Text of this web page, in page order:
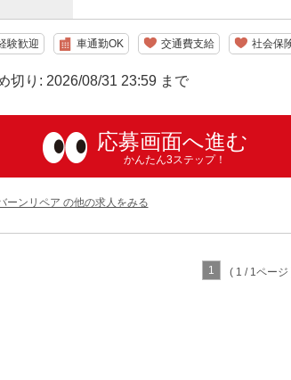
験歓迎 車通勤OK 交通費支給 社会保
切り: 2026/08/31 23:59 まで
応募画面へ進む
かんたん3ステップ！
ーンリペア の他の求人をみる
1 ( 1 / 1ページ